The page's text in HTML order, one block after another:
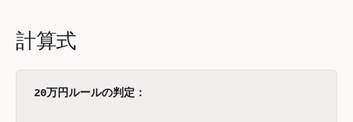
計算式
20万円ルールの判定：